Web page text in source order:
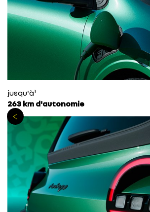
jusqu'à¹
263 km d'autonomie